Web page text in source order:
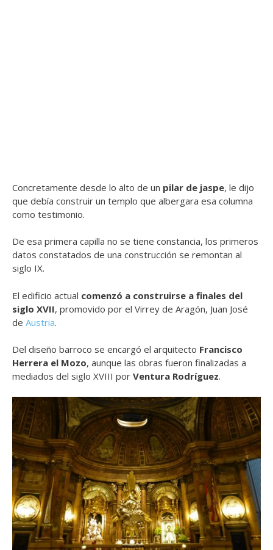
Concretamente desde lo alto de un pilar de jaspe, le dijo
que debía construir un templo que albergara esa columna
como testimonio.
De esa primera capilla no se tiene constancia, los primeros
datos constatados de una construcción se remontan al
siglo IX.
El edificio actual comenzó a construirse a finales del
siglo XVII, promovido por el Virrey de Aragón, Juan José
de Austria.
Del diseño barroco se encargó el arquitecto Francisco
Herrera el Mozo, aunque las obras fueron finalizadas a
mediados del siglo XVIII por Ventura Rodríguez.